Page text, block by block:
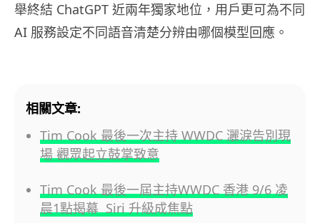
舉終結 ChatGPT 近兩年獨家地位，用戶更可為不同
AI 服務設定不同語音清楚分辨由哪個模型回應。
相關文章:
Tim Cook 最後一次主持 WWDC 灑淚告別現
場 觀眾起立鼓掌致意
Tim Cook 最後一屆主持WWDC 香港 9/6 凌
晨1點揭幕 Siri 升級成焦點